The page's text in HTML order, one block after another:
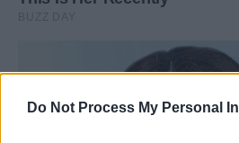
Do Not Process My Personal